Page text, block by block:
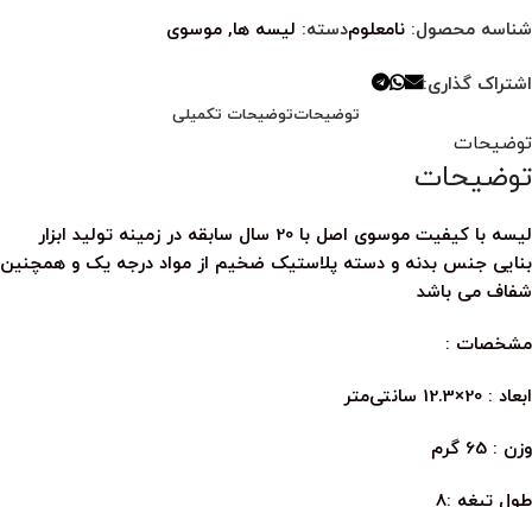
شناسه محصول: نامعلومدسته: لیسه ها, موسوی
اشتراک گذاری:
توضیحاتتوضیحات تکمیلی
توضیحات
توضیحات
لیسه با کیفیت موسوی اصل با 20 سال سابقه در زمینه تولید ابزار
بنایی جنس بدنه و دسته پلاستیک ضخیم از مواد درجه یک و همچنین
شفاف می باشد
مشخصات :
ابعاد : 20×12.3 سانتی‌متر
وزن : 65 گرم
طول تیغه :8